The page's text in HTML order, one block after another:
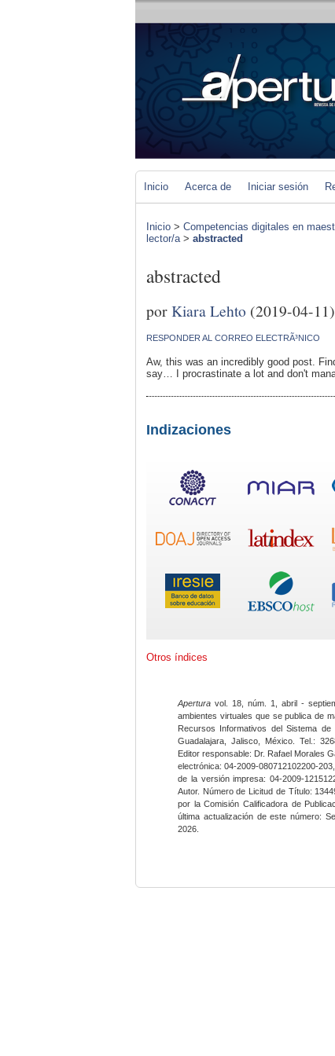
Inicio Acerca de Iniciar sesión
Inicio > Competencias digitales en
lector/a> abstracted
abstracted
porKiara Lehto (2019-04-11)
RESPONDER AL CORREO ELECTRÃ³NICO
Aw, this was an incredibly good post.
say… I procrastinate a lot and don't
Indizaciones
Otros índices
Apertura vol. 18, núm. 1, abril -
ambientes virtuales que se publica de
Recursos Informativos del Sistema
Guadalajara, Jalisco, México. Tel.:
Editor responsable: Dr. Rafael Morales
electrónica: 04-2009-080712102200-
de la versión impresa: 04-2009-
Autor. Número de Licitud de Título:
por la Comisión Calificadora de
última actualización de este número:
2026.